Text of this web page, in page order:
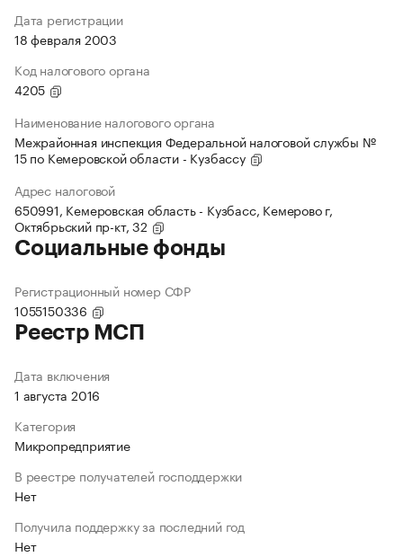
Дата регистрации
18 февраля 2003
Код налогового органа
4205
Наименование налогового органа
Межрайонная инспекция Федеральной налоговой службы №
15 по Кемеровской области - Кузбассу
Адрес налоговой
650991, Кемеровская область - Кузбасс, Кемерово г,
Октябрьский пр-кт, 32
Социальные фонды
Регистрационный номер СФР
1055150336
Реестр МСП
Дата включения
1 августа 2016
Категория
Микропредприятие
В реестре получателей господдержки
Нет
Получила поддержку за последний год
Нет